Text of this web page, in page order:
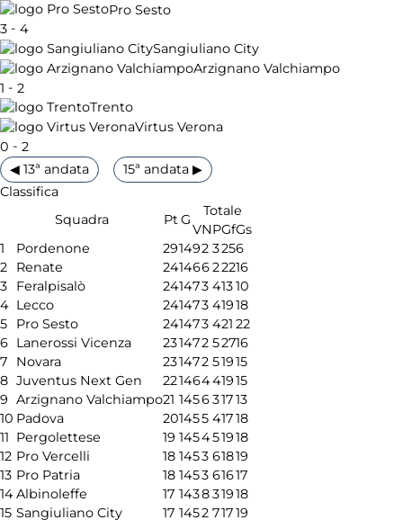
Pro Sesto
3 - 4
Sangiuliano City
Arzignano Valchiampo
1 - 2
Trento
Virtus Verona
0 - 2
◀ 13ª andata
15ª andata ▶
Classifica
Squadra
PtG
Totale
VNPGfGs
1
Pordenone 291492 3256
2
Renate 24146622216
3
Feralpisalò 241473 41310
4 Lecco 241473 41918
5
Pro Sesto 241473 421 22
6 Lanerossi Vicenza 231472 52716
7
Novara 231472 51915
8 Juventus Next Gen 22146441915
9 Arzignano Valchiampo21 145631713
10 Padova 201455 41718
11 Pergolettese 19 145451918
12 Pro Vercelli 18 1453 61819
13 Pro Patria 18 1453 61617
14Albinoleffe 17 143831918
15 Sangiuliano City 17 1452 71719